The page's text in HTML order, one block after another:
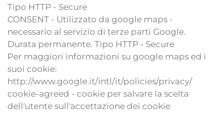
Tipo HTTP - Secure
CONSENT - Utilizzato da google maps -
necessario al servizio di terze parti Google.
Durata permanente. Tipo HTTP - Secure
Per maggiori informazioni su google maps ed i
suoi cookie:
http://www.google.it/intl/it/policies/privacy/
cookie-agreed - cookie per salvare la scelta
dell'utente sull'accettazione dei cookie